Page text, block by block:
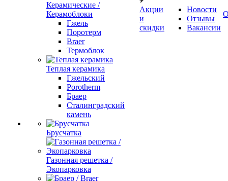
Керамические /
Керамоблоки
Гжель
Поротерм
Braer
Термоблок
Теплая керамика
Гжельский
Porotherm
Браер
Сталинградский
камень
Брусчатка
Газонная решетка /
Экопарковка
Акции
и
скидки
Новости
Отзывы
Вакансии